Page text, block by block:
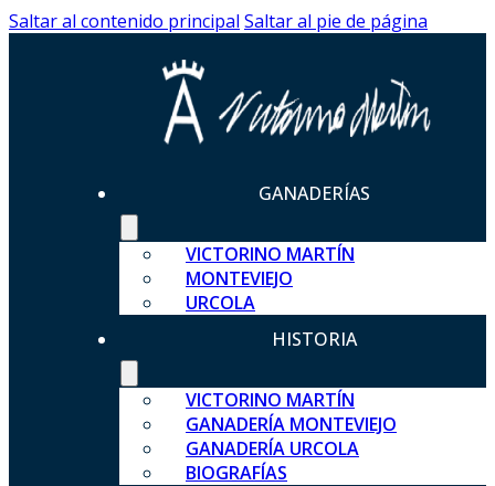
Saltar al contenido principal Saltar al pie de página
GANADERÍAS
VICTORINO MARTÍN
MONTEVIEJO
URCOLA
HISTORIA
VICTORINO MARTÍN
GANADERÍA MONTEVIEJO
GANADERÍA URCOLA
BIOGRAFÍAS